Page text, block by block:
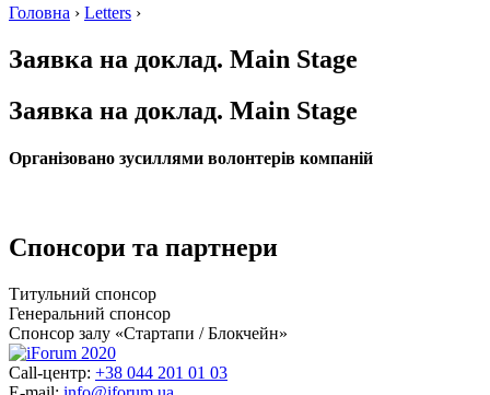
Головна › Letters ›
Заявка на доклад. Main Stage
Заявка на доклад. Main Stage
Організовано зусиллями волонтерів компаній
Спонсори та партнери
Титульний спонсор
Генеральний спонсор
Спонсор залу «Стартапи / Блокчейн»
Call-центр: +38 044 201 01 03